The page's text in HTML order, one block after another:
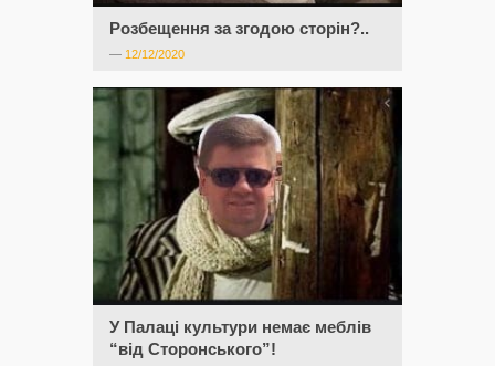
Розбещення за згодою сторін?..
— 12/12/2020
У Палаці культури немає меблів
“від Сторонського”!